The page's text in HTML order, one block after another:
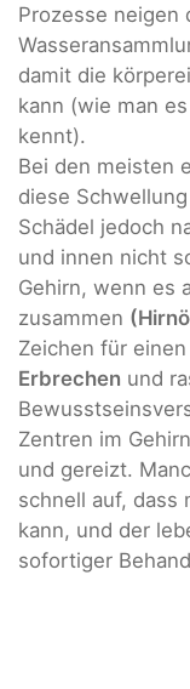
Prozesse neigen
damit die
kann (wie man
kennt).
Bei den meisten
diese
Schädel jedoch
und innen nicht
Gehirn, wenn es
zusammen
Zeichen für
Erbrechen und
Zentren im
und gereizt.
schnell auf, dass
kann, und der
sofortiger